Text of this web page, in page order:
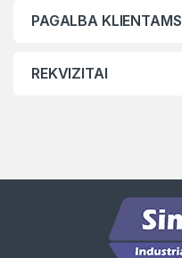
PAGALBA KLIENTAMS
REKVIZITAI